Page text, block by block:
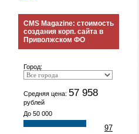
CMS Magazine: стоимость
создания корп. сайта в
Приволжском ФО
Город:
Средняя цена: 57 958
рублей
До 50 000
97